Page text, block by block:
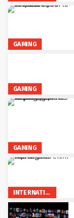
GAMING
GAMING
GAMING
INTERNATIONAL